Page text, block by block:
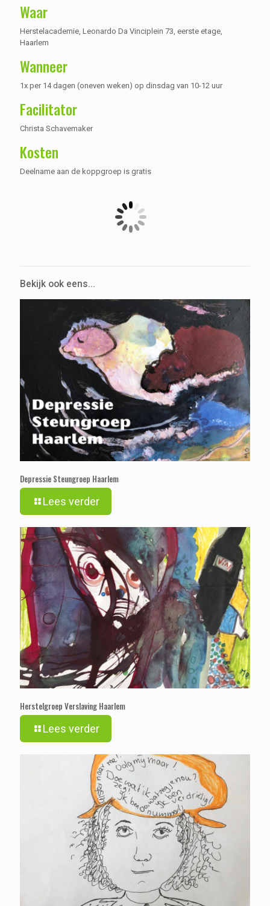
Waar
Herstelacademie, Leonardo Da Vinciplein 73, eerste etage,
Haarlem
Wanneer
1x per 14 dagen (oneven weken) op dinsdag van 10-12 uur
Facilitator
Christa Schavemaker
Kosten
Deelname aan de koppgroep is gratis
Bekijk ook eens...
Depressie Steungroep Haarlem
Lees verder
Herstelgroep Verslaving Haarlem
Lees verder